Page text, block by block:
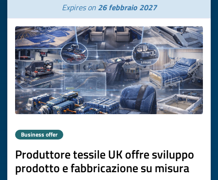
Expires on 26 febbraio 2027
Business offer
Produttore tessile UK offre sviluppo
prodotto e fabbricazione su misura